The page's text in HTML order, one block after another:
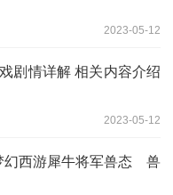
2023-05-12
剧情详解 相关内容介绍
2023-05-12
幻西游犀牛将军兽态 兽